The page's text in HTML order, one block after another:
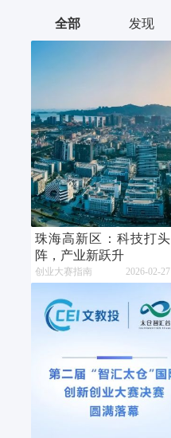
全部 发现
珠海高新区：科技打头
阵，产业新跃升
创业大赛指南 2026-02-27